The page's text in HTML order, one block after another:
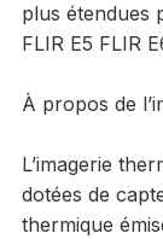
plus étendues
FLIR E5 FLIR
À propos de
L’imagerie
dotées de
thermique